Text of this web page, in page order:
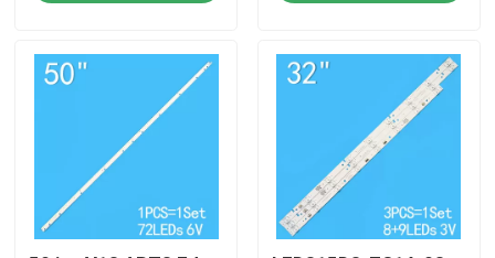
Bir teklif isteği
LED TV arka lambası